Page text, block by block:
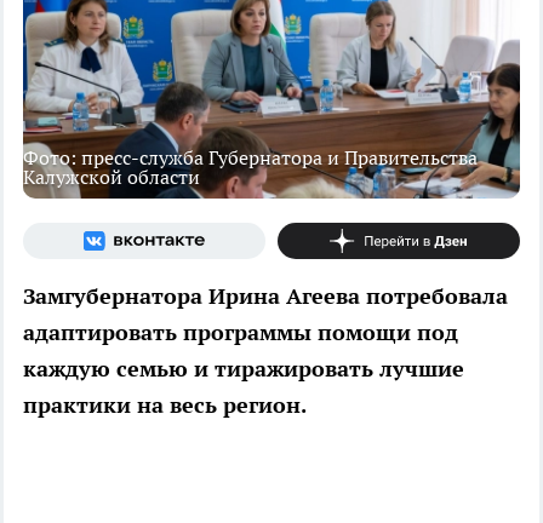
Фото: пресс-служба Губернатора и Правительства
Калужской области
Замгубернатора Ирина Агеева потребовала
адаптировать программы помощи под
каждую семью и тиражировать лучшие
практики на весь регион.